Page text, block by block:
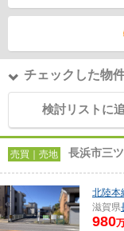
チェックした物
検討リストに
売買｜売地 長浜市三
北陸本
滋賀県
980